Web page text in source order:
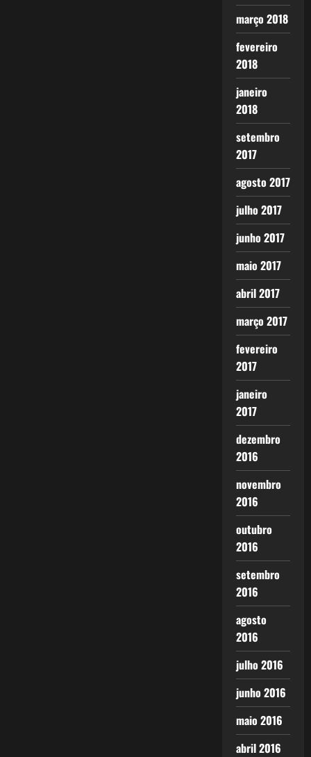
março 2018
fevereiro
2018
janeiro
2018
setembro
2017
agosto 2017
julho 2017
junho 2017
maio 2017
abril 2017
março 2017
fevereiro
2017
janeiro
2017
dezembro
2016
novembro
2016
outubro
2016
setembro
2016
agosto
2016
julho 2016
junho 2016
maio 2016
abril 2016